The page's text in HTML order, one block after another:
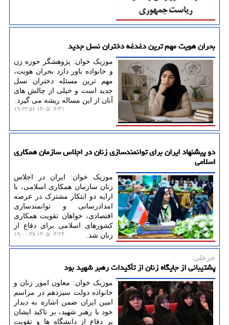
بحران هویت مهم ترین دغدغه دختران نسل جدید
موزیک خوان: پژوهشگر حوزه زن
و خانواده باور دارد بحران هویت،
مهم ترین مسئله دختران نسل
جدید است و خیلی از چالش های
آنان از این مساله ریشه می گیرد.
۱۴۰۵/۰۴/۳۱ ۱۹:۲۲:۵۶
دو پیشنهاد ایران برای توانمندسازی زنان در اجلاس سازمان همکاری
اسلامی
موزیک خوان: ایران در اجلاس
زنان سازمان همکاری اسلامی، با
ارایه دو ابتکار مشترک در عرصه
امدادرسانی و توانمندسازی
اقتصادی، خواهان تقویت همکاری
کشورهای اسلامی برای دفاع از
زنان شد.
۱۴۰۵/۰۴/۲۴ ۱۹:۰۰:۴۷
خزعلی:
پشتیبانی از جایگاه زنان از تأکیدات رهبر شهید بود
موزیک خوان: معاون امور زنان و
خانواده دولت سیزدهم در مراسم
امین ایران ضمن اشاره به دیدار
خود با رهبر شهید، بر تاکید ایشان
بر دفاع از دانشگاه ها و تقویت